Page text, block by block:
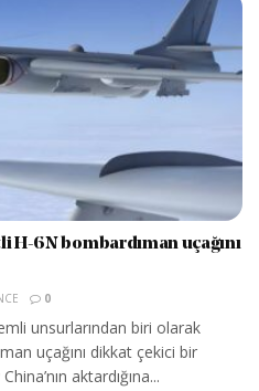
6N bombardıman uçağını
0
unsurlarından biri olarak
uçağını dikkat çekici bir
aktardığına...